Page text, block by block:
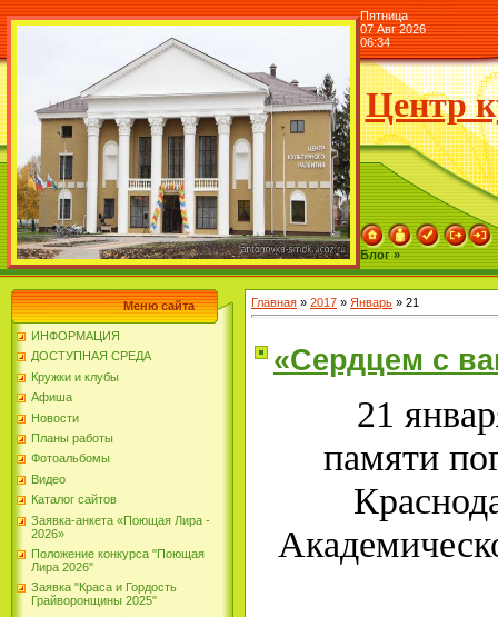
Пятница
07 Авг 2026
06:34
Центр
Блог »
Меню сайта
ИНФОРМАЦИЯ
ДОСТУПНАЯ СРЕДА
Кружки и клубы
Афиша
Новости
Планы работы
Фотоальбомы
Видео
Каталог сайтов
Заявка-анкета «Поющая Лира -
2026»
Положение конкурса "Поющая
Лира 2026"
Заявка "Краса и Гордость
Грайворонщины 2025"
Главная » 2017 » Январь » 21
«Сердцем с
21
памяти